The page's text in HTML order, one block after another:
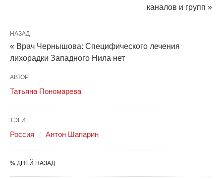
каналов и групп »
НАЗАД
« Врач Чернышова: Специфического лечения
лихорадки Западного Нила нет
АВТОР
Татьяна Пономарева
ТЭГИ:
Россия Антон Шапарин
% ДНЕЙ НАЗАД